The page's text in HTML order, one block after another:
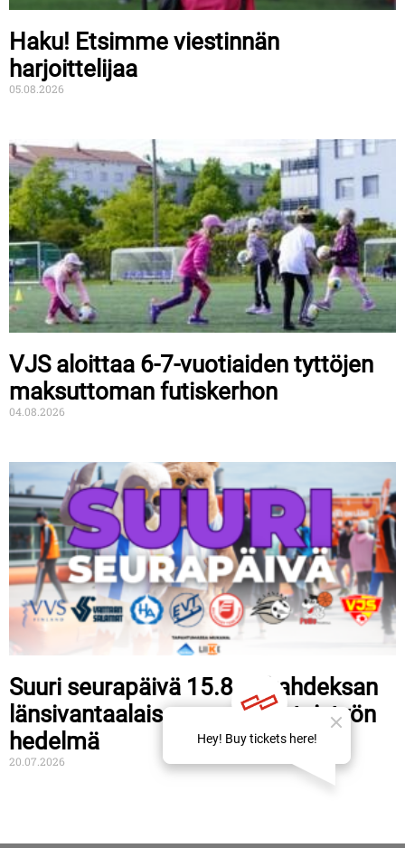
Haku! Etsimme viestinnän
harjoittelijaa
05.08.2026
VJS aloittaa 6-7-vuotiaiden tyttöjen
maksuttoman futiskerhon
04.08.2026
Suuri seurapäivä 15.8. – kahdeksan
länsivantaalaisen seuran yhteistyön
hedelmä
20.07.2026